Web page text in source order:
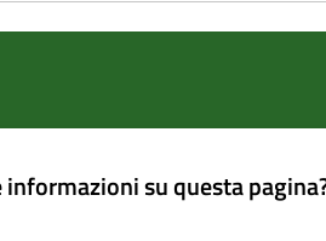
su questa